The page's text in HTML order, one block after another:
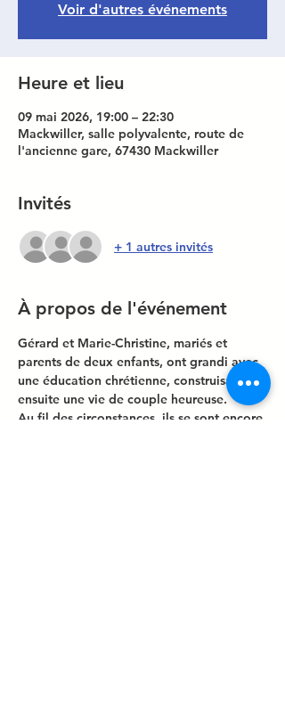
Voir d'autres événements
Heure et lieu
09 mai 2026, 19:00 – 22:30
Mackwiller, salle polyvalente, route de
l'ancienne gare, 67430 Mackwiller
Invités
+ 1 autres invités
À propos de l'événement
Gérard et Marie-Christine, mariés et
parents de deux enfants, ont grandi avec
une éducation chrétienne, construisant
ensuite une vie de couple heureuse.
Au fil des circonstances, ils se sont encore